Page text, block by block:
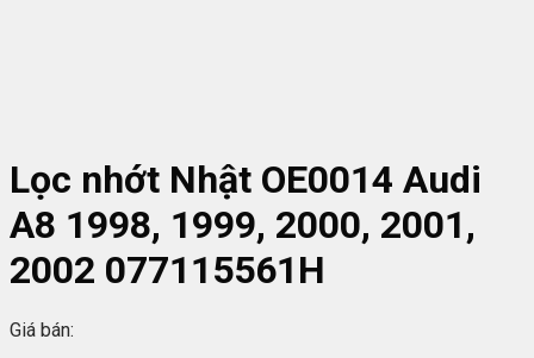
Lọc nhớt Nhật OE0014 Audi
A8 1998, 1999, 2000, 2001,
2002 077115561H
Giá bán: